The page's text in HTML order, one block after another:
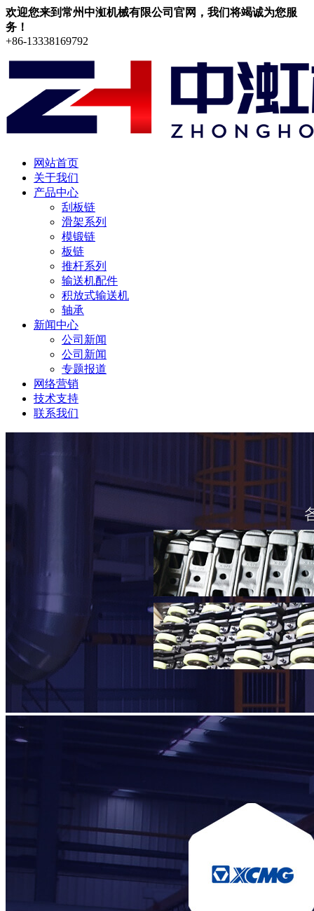
欢迎您来到常州中渱机械有限公司官网，我们将竭诚为您服
务！
+86-13338169792
网站首页
关于我们
产品中心
刮板链
滑架系列
模锻链
板链
推杆系列
输送机配件
积放式输送机
轴承
新闻中心
公司新闻
公司新闻
专题报道
网络营销
技术支持
联系我们